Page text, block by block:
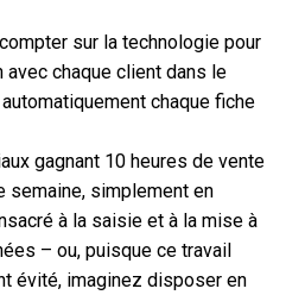
sur la technologie pour
avec chaque client dans le
chaque fiche
gagnant 10 heures de vente
semaine, simplement en
à la saisie et à la mise à
– ou, puisque ce travail
évité, imaginez disposer en